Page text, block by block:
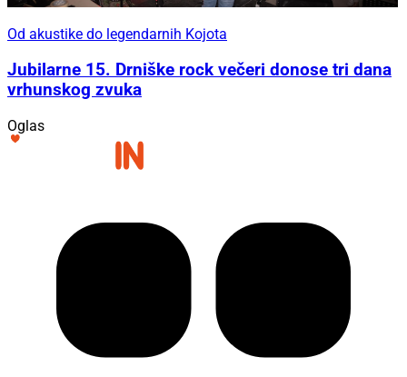
Od akustike do legendarnih Kojota
Jubilarne 15. Drniške rock večeri donose tri dana
vrhunskog zvuka
Oglas